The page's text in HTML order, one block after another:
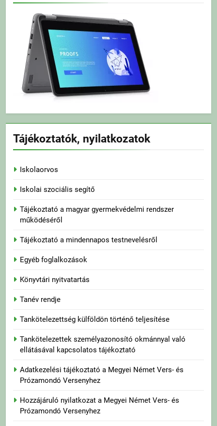
Tájékoztatók, nyilatkozatok
Iskolaorvos
Iskolai szociális segítő
Tájékoztató a magyar gyermekvédelmi rendszer
működéséről
Tájékoztató a mindennapos testnevelésről
Egyéb foglalkozások
Könyvtári nyitvatartás
Tanév rendje
Tankötelezettség külföldön történő teljesítése
Tankötelezettek személyazonosító okmánnyal való
ellátásával kapcsolatos tájékoztató
Adatkezelési tájékoztató a Megyei Német Vers- és
Prózamondó Versenyhez
Hozzájáruló nyilatkozat a Megyei Német Vers- és
Prózamondó Versenyhez